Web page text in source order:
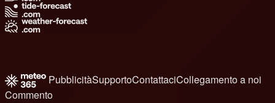
PubblicitàSupportoContattaciCollegamento a noi
Commento